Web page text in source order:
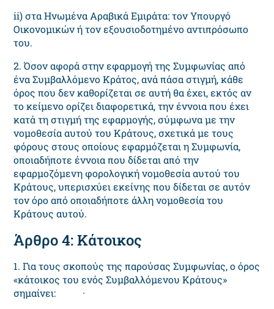
ii) στα Ηνωμένα Αραβικά Εμιράτα: τον Υπουργό
Οικονομικών ή τον εξουσιοδοτημένο αντιπρόσωπο
του.
2. Όσον αφορά στην εφαρμογή της Συμφωνίας από
ένα Συμβαλλόμενο Κράτος, ανά πάσα στιγμή, κάθε
όρος που δεν καθορίζεται σε αυτή θα έχει, εκτός αν
το κείμενο ορίζει διαφορετικά, την έννοια που έχει
κατά τη στιγμή της εφαρμογής, σύμφωνα με την
νομοθεσία αυτού του Κράτους, σχετικά με τους
φόρους στους οποίους εφαρμόζεται η Συμφωνία,
οποιαδήποτε έννοια που δίδεται από την
εφαρμοζόμενη φορολογική νομοθεσία αυτού του
Κράτους, υπερισχύει εκείνης που δίδεται σε αυτόν
τον όρο από οποιαδήποτε άλλη νομοθεσία του
Κράτους αυτού.
Άρθρο 4: Κάτοικος
1. Για τους σκοπούς της παρούσας Συμφωνίας, ο όρος
«κάτοικος του ενός Συμβαλλόμενου Κράτους»
σημαίνει: ·